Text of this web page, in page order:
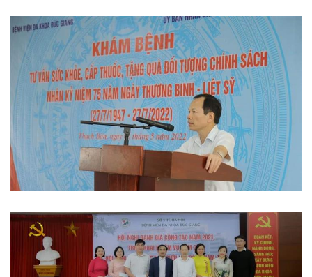
Thi đua khen thưởng
Hoạt động đoàn thể